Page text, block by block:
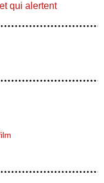
qui alertent